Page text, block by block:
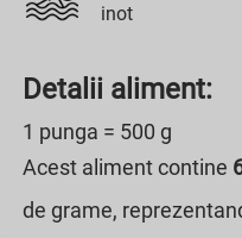
inot
Detalii aliment:
1 punga = 500 g
Acest aliment contine
de grame,